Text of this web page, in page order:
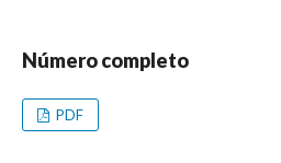
Número completo
PDF